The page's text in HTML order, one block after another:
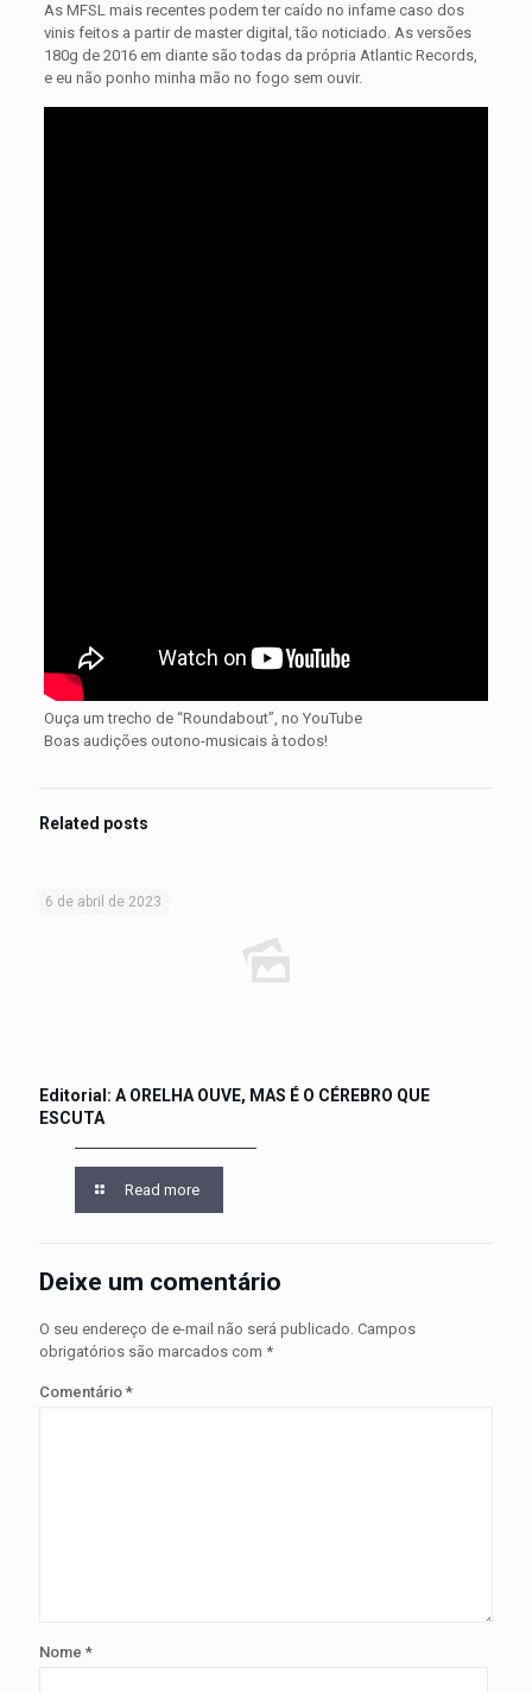
As MFSL mais recentes podem ter caído no infame caso dos
vinis feitos a partir de master digital, tão noticiado. As versões
180g de 2016 em diante são todas da própria Atlantic Records,
e eu não ponho minha mão no fogo sem ouvir.
Ouça um trecho de “Roundabout”, no YouTube
Boas audições outono-musicais à todos!
Related posts
6 de abril de 2023
Editorial: A ORELHA OUVE, MAS É O CÉREBRO QUE
ESCUTA
Read more
Deixe um comentário
O seu endereço de e-mail não será publicado. Campos
obrigatórios são marcados com *
Comentário *
Nome *